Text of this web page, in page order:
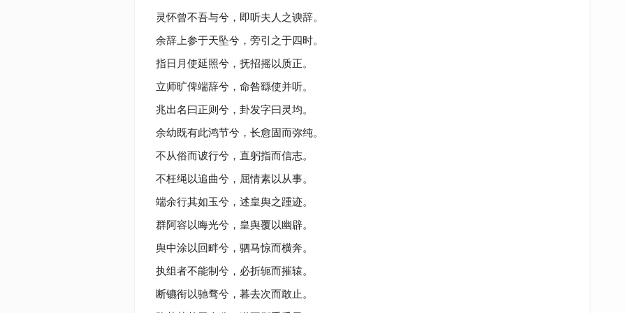
灵怀曾不吾与兮，即听夫人之谀辞。
余辞上参于天坠兮，旁引之于四时。
指日月使延照兮，抚招摇以质正。
立师旷俾端辞兮，命咎繇使并听。
兆出名曰正则兮，卦发字曰灵均。
余幼既有此鸿节兮，长愈固而弥纯。
不从俗而诐行兮，直躬指而信志。
不枉绳以追曲兮，屈情素以从事。
端余行其如玉兮，述皇舆之踵迹。
群阿容以晦光兮，皇舆覆以幽辟。
舆中涂以回畔兮，驷马惊而横奔。
执组者不能制兮，必折轭而摧辕。
断镳衔以驰骛兮，暮去次而敢止。